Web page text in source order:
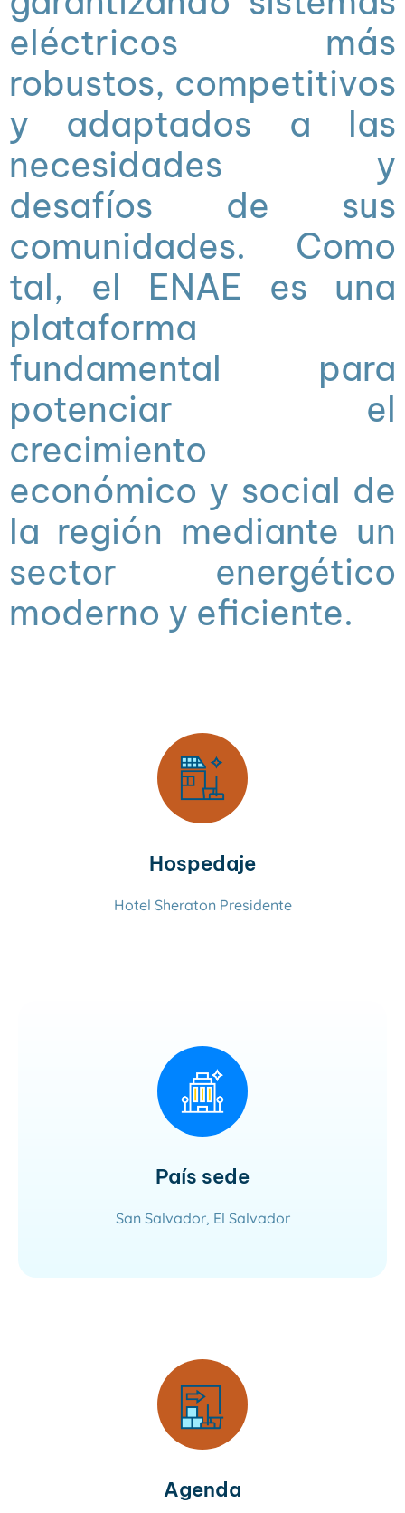
eléctricos más
robustos, competitivos
y adaptados a las
necesidades y
desafíos de sus
comunidades. Como
tal, el ENAE es una
plataforma
fundamental para
potenciar el
crecimiento
económico y social de
la región mediante un
sector energético
moderno y eficiente.
Hospedaje
Hotel Sheraton Presidente
País sede
San Salvador, El Salvador
Agenda